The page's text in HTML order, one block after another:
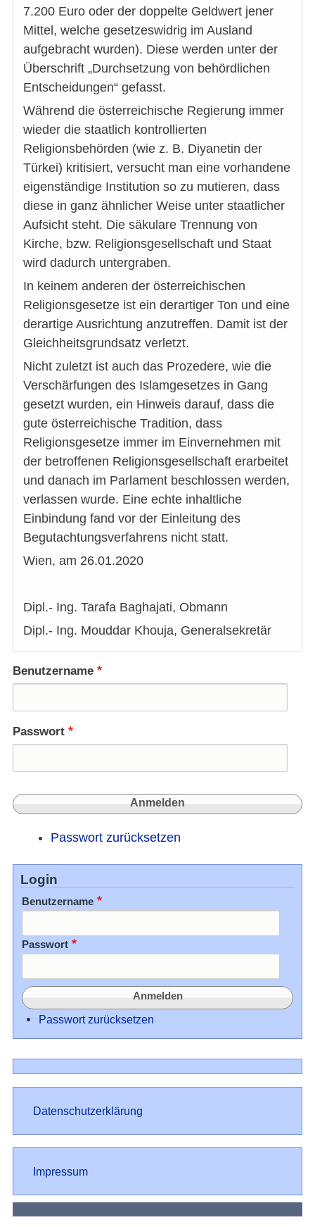
7.200 Euro oder der doppelte Geldwert jener
Mittel, welche gesetzeswidrig im Ausland
aufgebracht wurden). Diese werden unter der
Überschrift „Durchsetzung von behördlichen
Entscheidungen“ gefasst.
Während die österreichische Regierung immer
wieder die staatlich kontrollierten
Religionsbehörden (wie z. B. Diyanetin der
Türkei) kritisiert, versucht man eine vorhandene
eigenständige Institution so zu mutieren, dass
diese in ganz ähnlicher Weise unter staatlicher
Aufsicht steht. Die säkulare Trennung von
Kirche, bzw. Religionsgesellschaft und Staat
wird dadurch untergraben.
In keinem anderen der österreichischen
Religionsgesetze ist ein derartiger Ton und eine
derartige Ausrichtung anzutreffen. Damit ist der
Gleichheitsgrundsatz verletzt.
Nicht zuletzt ist auch das Prozedere, wie die
Verschärfungen des Islamgesetzes in Gang
gesetzt wurden, ein Hinweis darauf, dass die
gute österreichische Tradition, dass
Religionsgesetze immer im Einvernehmen mit
der betroffenen Religionsgesellschaft erarbeitet
und danach im Parlament beschlossen werden,
verlassen wurde. Eine echte inhaltliche
Einbindung fand vor der Einleitung des
Begutachtungsverfahrens nicht statt.
Wien, am 26.01.2020
Dipl.- Ing. Tarafa Baghajati, Obmann
Dipl.- Ing. Mouddar Khouja, Generalsekretär
Benutzername
Passwort
Passwort zurücksetzen
Login
Benutzername
Passwort
Passwort zurücksetzen
Datenschutz
Datenschutzerklärung
Impressum
Impressum